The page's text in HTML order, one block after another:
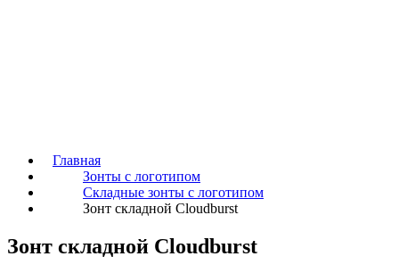
Главная
Зонты с логотипом
Складные зонты с логотипом
Зонт складной Cloudburst
Зонт складной Cloudburst